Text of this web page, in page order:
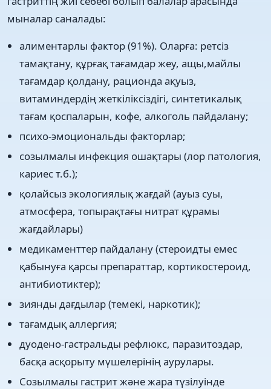
мыналар саналады:
алиментарлы фактор (91%). Оларға: ретсіз
тамақтану, құрғақ тағамдар жеу, ащы,майлы
тағамдар қолдану, рационда ақуыз,
витаминдердің жеткіліксіздігі, синтетикалық
тағам қоспаларын, кофе, алкоголь пайдалану;
психо-эмоциональды факторлар;
созылмалы инфекция ошақтары (лор патология,
кариес т.б.);
қолайсыз экологиялық жағдай (ауыз суы,
атмосфера, топырақтағы нитрат құрамы
жағдайлары)
медикаменттер пайдалану (стероидты емес
қабынуға қарсы препараттар, кортикостероид,
антибиотиктер);
зиянды дағдылар (темекі, наркотик);
тағамдық аллергия;
дуодено-гастральды рефлюкс, паразитоздар,
басқа асқорыту мүшелерінің аурулары.
Созылмалы гастрит және жара түзілуінде